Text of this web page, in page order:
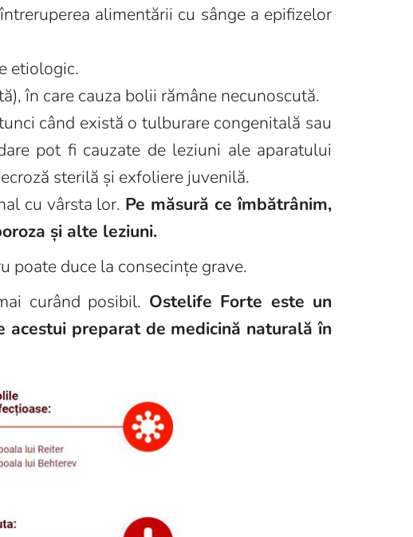
alimentării cu sânge a epifizelor
etiologic.
în care cauza bolii rămâne necunoscută.
când există o tulburare congenitală sau
pot fi cauzate de leziuni ale aparatului
sterilă și exfoliere juvenilă.
cu vârsta lor. Pe măsură ce îmbătrânim,
și alte leziuni.
poate duce la consecințe grave.
curând posibil. Ostelife Forte este un
preparat de medicină naturală în